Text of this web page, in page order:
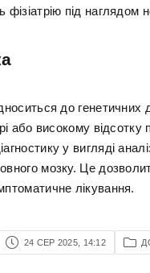
фізіатрію під наглядом
до
або високому
у вигляді
мозку. Це
лікування.
24 СЕР 2025, 14:12